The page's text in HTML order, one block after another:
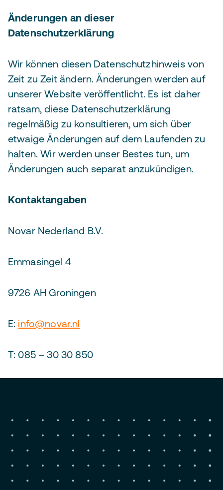
Änderungen an dieser
Datenschutzerklärung
Wir können diesen Datenschutzhinweis von
Zeit zu Zeit ändern. Änderungen werden auf
unserer Website veröffentlicht. Es ist daher
ratsam, diese Datenschutzerklärung
regelmäßig zu konsultieren, um sich über
etwaige Änderungen auf dem Laufenden zu
halten. Wir werden unser Bestes tun, um
Änderungen auch separat anzukündigen.
Kontaktangaben
Novar Nederland B.V.
Emmasingel 4
9726 AH Groningen
E: info@novar.nl
T: 085 – 30 30 850